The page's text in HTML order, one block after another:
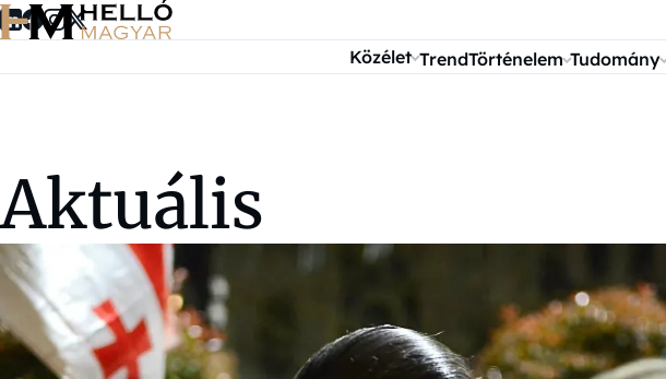
Ugrás a tartalomra
Közélet TrendTörténelem Tudomány
Aktuális